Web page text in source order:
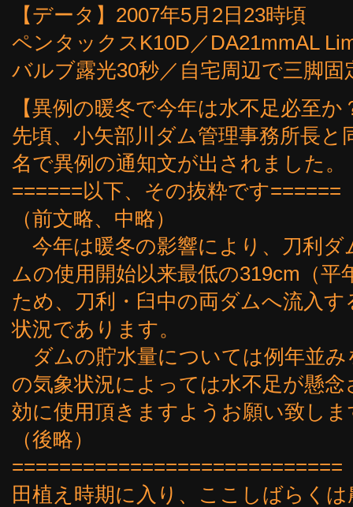
【データ】2007年5月2日23時頃
ペンタックスK10D／DA21mmAL
バルブ露光30秒／自宅周辺で三脚固
【異例の暖冬で今年は水不足必至か
先頃、小矢部川ダム管理事務所長と
名で異例の通知文が出されました。
======以下、その抜粋です======
（前文略、中略）
今年は暖冬の影響により、刀利ダ
ムの使用開始以来最低の319cm（
ため、刀利・臼中の両ダムへ流入
状況であります。
ダムの貯水量については例年並
の気象状況によっては水不足が懸
効に使用頂きますようお願い致しま
（後略）
============================
田植え時期に入り、ここしばらく